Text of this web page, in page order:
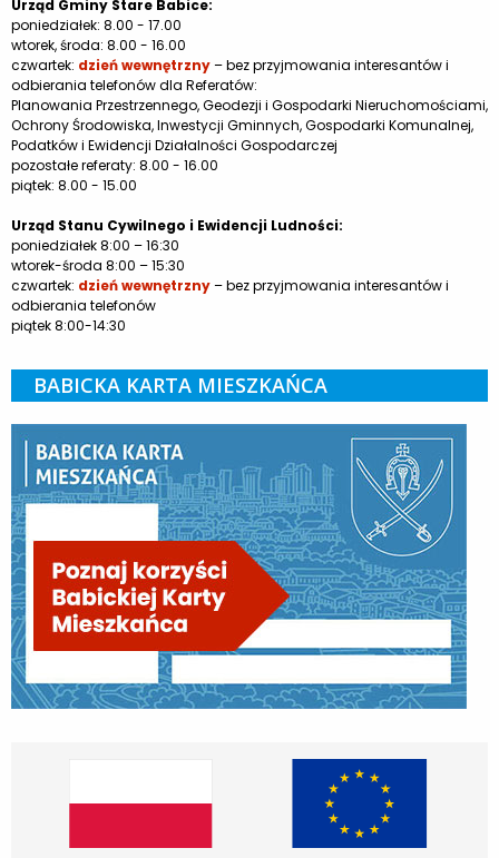
Urząd Gminy Stare Babice:
poniedziałek: 8.00 - 17.00
wtorek, środa: 8.00 - 16.00
czwartek: dzień wewnętrzny– bez przyjmowania interesantów i
odbierania telefonów dla Referatów:
Planowania Przestrzennego, Geodezji i Gospodarki Nieruchomościami,
Ochrony Środowiska, Inwestycji Gminnych, Gospodarki Komunalnej,
Podatków i Ewidencji Działalności Gospodarczej
pozostałe referaty: 8.00 - 16.00
piątek: 8.00 - 15.00
Urząd Stanu Cywilnego i Ewidencji Ludności:
poniedziałek 8:00 – 16:30
wtorek-środa 8:00 – 15:30
czwartek: dzień wewnętrzny– bez przyjmowania interesantów i
odbierania telefonów
piątek 8:00-14:30
BABICKA KARTA MIESZKAŃCA